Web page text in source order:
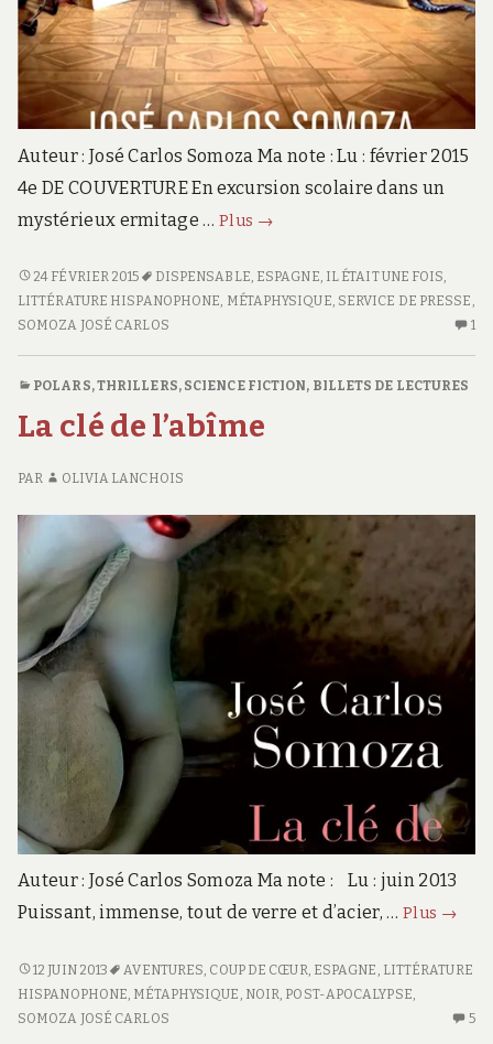
Auteur : José Carlos Somoza Ma note : Lu : février 2015
4e DE COUVERTURE En excursion scolaire dans un
mystérieux ermitage …Plus Tétraméron
→
TÉTRAMÉRON
24 FÉVRIER 2015 DISPENSABLE, ESPAGNE, IL ÉTAIT UNE FOIS,
LITTÉRATURE HISPANOPHONE, MÉTAPHYSIQUE, SERVICE DE PRESSE ,
SOMOZA JOSÉ CARLOS
1
POLARS, THRILLERS, SCIENCE FICTION, BILLETS DE LECTURES
La clé de l’abîme
PAR OLIVIA LANCHOIS
Auteur : José Carlos Somoza Ma note : Lu : juin 2013
Puissant, immense, tout de verre et d’acier, …Plus La
de
→
LA
CLÉ
DE
12 JUIN 2013 AVENTURES, COUP DE CŒUR, ESPAGNE , LITTÉRATURE
HISPANOPHONE, MÉTAPHYSIQUE , NOIR, POST-APOCALYPSE,
SOMOZA JOSÉ CARLOS
5